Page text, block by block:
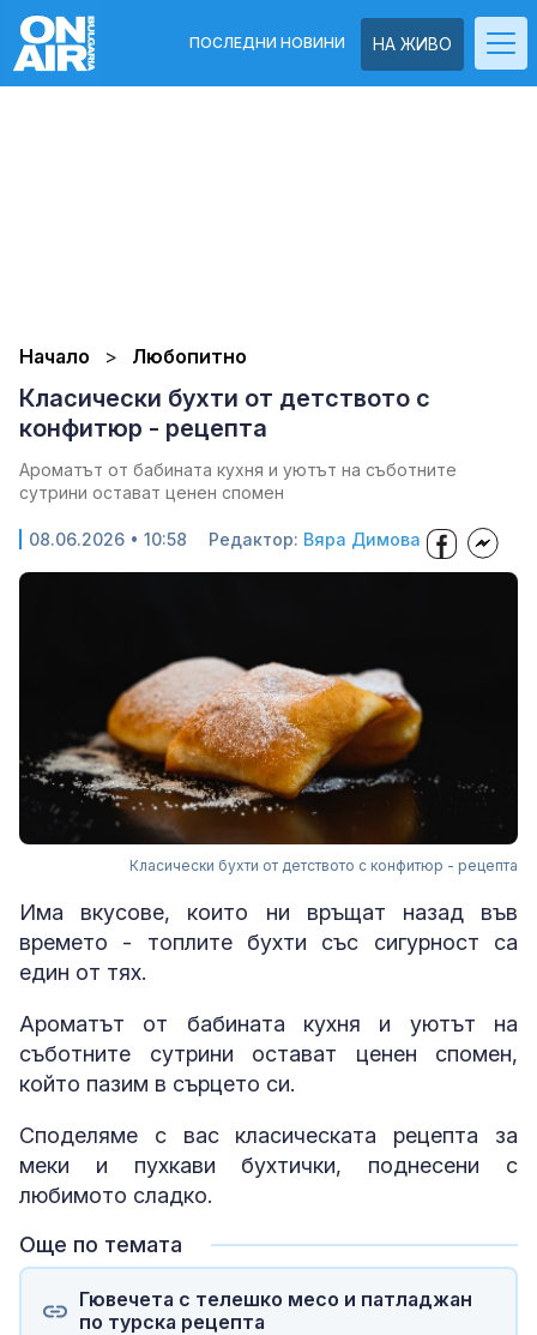
НА ЖИВО
ПОСЛЕДНИ НОВИНИ
Начало Любопитно
Класически бухти от детството с
конфитюр - рецепта
Ароматът от бабината кухня и уютът на съботните
сутрини остават ценен спомен
08.06.2026 • 10:58 Редактор: Вяра Димова
Класически бухти от детството с конфитюр - рецепта
Има вкусове, които ни връщат назад във
времето - топлите бухти със сигурност са
един от тях.
Ароматът от бабината кухня и уютът на
съботните сутрини остават ценен спомен,
който пазим в сърцето си.
Споделяме с вас класическата рецепта за
меки и пухкави бухтички, поднесени с
любимото сладко.
Още по темата
Гювечета с телешко месо и патладжан
по турска рецепта